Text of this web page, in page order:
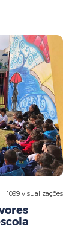
1099 visualizações